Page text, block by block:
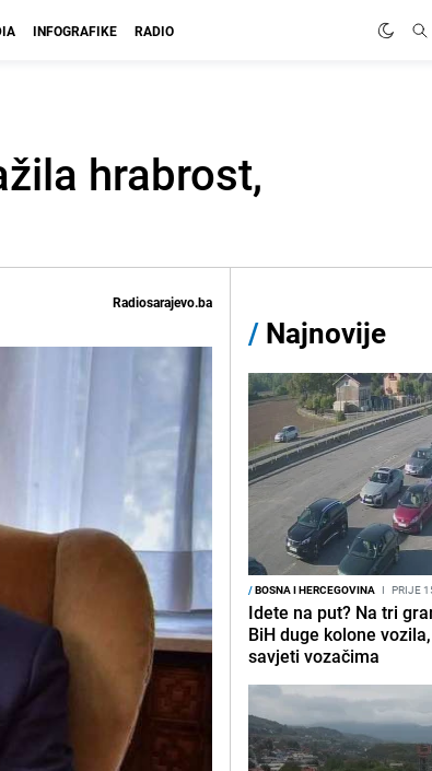
INFOGRAFIKE RADIO
hrabrost,
Radiosarajevo.ba
/ Najnovije
/BOSNA I HERCEGOVINA I PRIJE
Idete na put? Na tri
BiH duge kolone
savjeti vozačima